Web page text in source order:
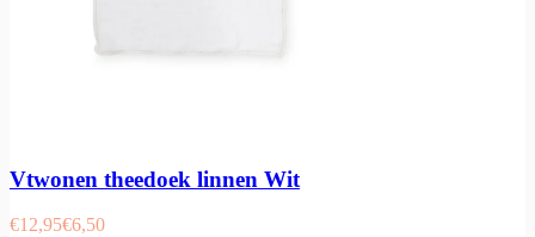
Vtwonen theedoek linnen Wit
€12,95€6,50